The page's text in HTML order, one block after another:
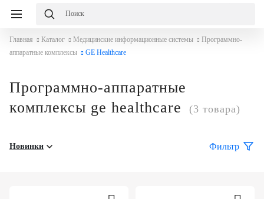
Главная Каталог Медицинские информационные системы
Программно-
аппаратные комплексы
GE Healthcare
Программно-аппаратные
комплексы ge healthcare
(3 товара)
Новинки Фильтр